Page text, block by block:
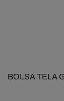
BOLSA TELA